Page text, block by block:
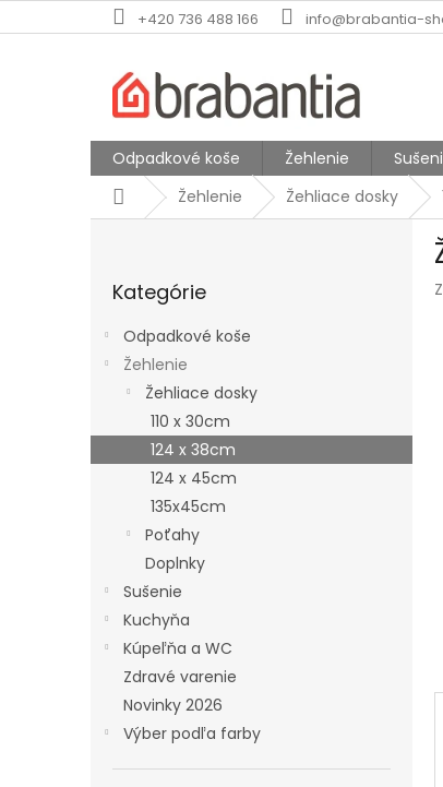
na
+420 736 488 166 info@brabantia-
Odpadkové koše Žehlenie
DomovŽehlenie Žehliace dosky
kategórie
Kategórie
Odpadkové koše
Žehlenie
Žehliace dosky
110 x 30cm
124 x 38cm
124 x 45cm
135x45cm
Poťahy
Doplnky
Sušenie
Kuchyňa
Kúpeľňa a WC
Zdravé varenie
Novinky 2026
Výber podľa farby